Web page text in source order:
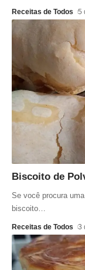
Receitas de Todos 5
Biscoito de
Se você procura
biscoito
Receitas de Todos 3